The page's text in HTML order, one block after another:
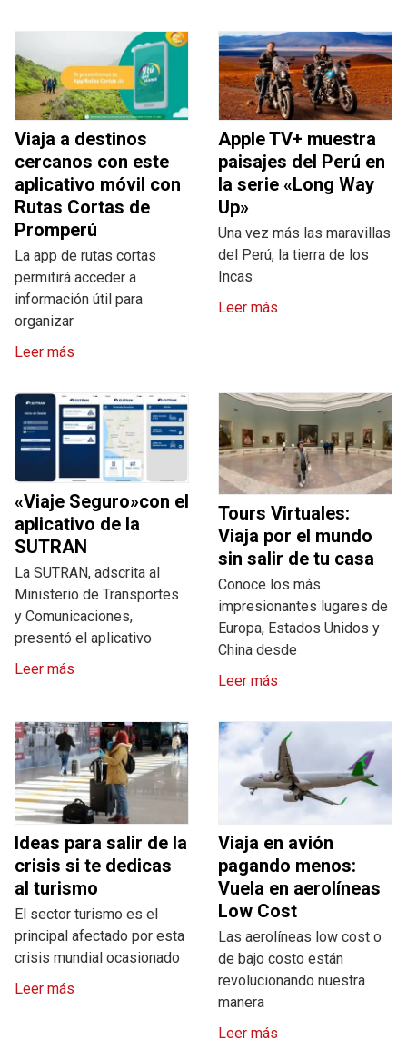
Viaja a destinos
cercanos con este
aplicativo móvil con
Rutas Cortas de
Promperú
La app de rutas cortas
permitirá acceder a
información útil para
organizar
Leer más
Apple TV+ muestra
paisajes del Perú en
la serie «Long Way
Up»
Una vez más las maravillas
del Perú, la tierra de los
Incas
Leer más
«Viaje Seguro»con el
aplicativo de la
SUTRAN
La SUTRAN, adscrita al
Ministerio de Transportes
y Comunicaciones,
presentó el aplicativo
Leer más
Tours Virtuales:
Viaja por el mundo
sin salir de tu casa
Conoce los más
impresionantes lugares de
Europa, Estados Unidos y
China desde
Leer más
Ideas para salir de la
crisis si te dedicas
al turismo
El sector turismo es el
principal afectado por esta
crisis mundial ocasionado
Leer más
Viaja en avión
pagando menos:
Vuela en aerolíneas
Low Cost
Las aerolíneas low cost o
de bajo costo están
revolucionando nuestra
manera
Leer más